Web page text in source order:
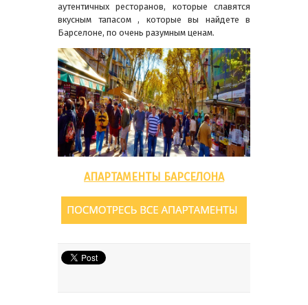
аутентичных ресторанов, которые славятся
вкусным тапасом , которые вы найдете в
Барселоне, по очень разумным ценам.
АПАРТАМЕНТЫ БАРСЕЛОНА